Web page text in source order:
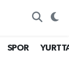
SPOR